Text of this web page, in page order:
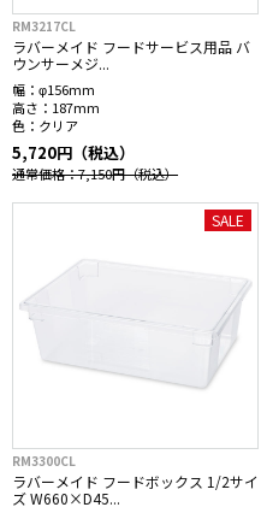
RM3217CL
ラバーメイド フードサービス用品 バ
ウンサーメジ...
幅： φ156mm
高さ： 187mm
色： クリア
5,720円（税込）
通常価格：7,150円（税込）
SALE
RM3300CL
ラバーメイド フードボックス 1/2サイ
ズ W660×D45...